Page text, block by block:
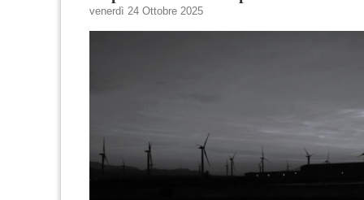
venerdì 24 Ottobre 2025